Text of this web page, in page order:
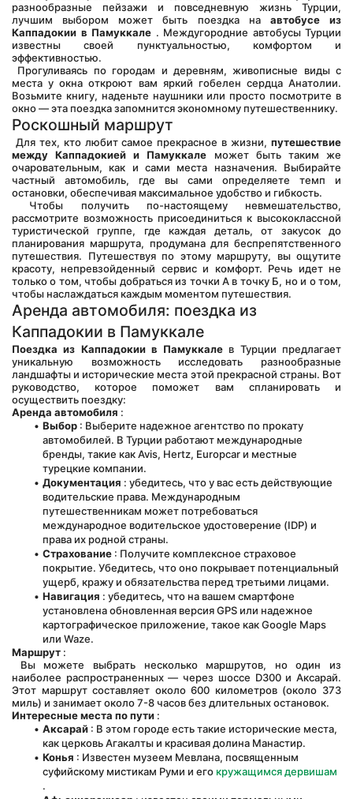
разнообразные пейзажи и повседневную жизнь Турции,
лучшим выбором может быть поездка на автобусе из
Каппадокии в Памуккале . Междугородние автобусы Турции
известны своей пунктуальностью, комфортом и
эффективностью.
места у окна откроют вам яркий гобелен сердца Анатолии.
Возьмите книгу, наденьте наушники или просто посмотрите в
окно — эта поездка запомнится экономному путешественнику.
Роскошный маршрут
Для тех, кто любит самое прекрасное в жизни, путешествие
между Каппадокией и Памуккале может быть таким же
очаровательным, как и сами места назначения. Выбирайте
частный автомобиль, где вы сами определяете темп и
остановки, обеспечивая максимальное удобство и гибкость.
рассмотрите возможность присоединиться к высококлассной
туристической группе, где каждая деталь, от закусок до
планирования маршрута, продумана для беспрепятственного
путешествия. Путешествуя по этому маршруту, вы ощутите
красоту, непревзойденный сервис и комфорт. Речь идет не
только о том, чтобы добраться из точки А в точку Б, но и о том,
чтобы наслаждаться каждым моментом путешествия.
Аренда автомобиля: поездка из
Каппадокии в Памуккале
Поездка из Каппадокии в Памуккале в Турции предлагает
уникальную возможность исследовать разнообразные
ландшафты и исторические места этой прекрасной страны. Вот
руководство, которое поможет вам спланировать и
осуществить поездку:
Аренда автомобиля :
Выбор : Выберите надежное агентство по прокату
автомобилей. В Турции работают международные
бренды, такие как Avis, Hertz, Europcar и местные
турецкие компании.
Документация : убедитесь, что у вас есть действующие
водительские права. Международным
путешественникам может потребоваться
международное водительское удостоверение (IDP) и
права их родной страны.
Страхование : Получите комплексное страховое
покрытие. Убедитесь, что оно покрывает потенциальный
ущерб, кражу и обязательства перед третьими лицами.
Навигация : убедитесь, что на вашем смартфоне
установлена обновленная версия GPS или надежное
картографическое приложение, такое как Google Maps
или Waze.
Маршрут :
наиболее распространенных — через шоссе D300 и Аксарай.
Этот маршрут составляет около 600 километров (около 373
миль) и занимает около 7-8 часов без длительных остановок.
Интересные места по пути :
Аксарай : В этом городе есть такие исторические места,
как церковь Агакалты и красивая долина Манастир.
Конья : Известен музеем Мевлана, посвященным
суфийскому мистикам Руми и его кружащимся дервишам
.